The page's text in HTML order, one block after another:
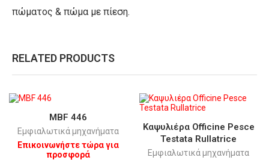
πώματος & πώμα με πίεση.
RELATED PRODUCTS
MBF 446
Εμφιαλωτικά μηχανήματα
Επικοινωνήστε τώρα για
προσφορά
Καψυλιέρα Οfficine Pesce
Testata Rullatrice
Εμφιαλωτικά μηχανήματα